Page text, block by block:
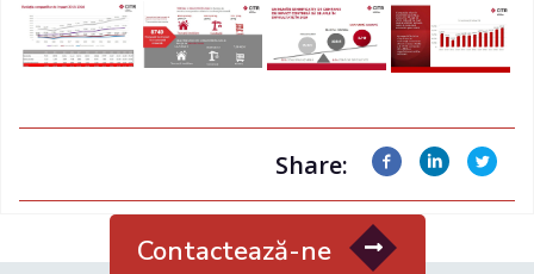
Share:
Contactează-ne